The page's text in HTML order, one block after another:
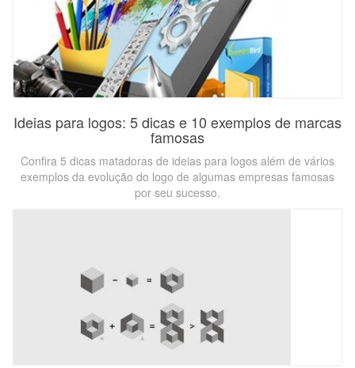
Ideias para logos: 5 dicas e 10 exemplos de marcas
famosas
Confira 5 dicas matadoras de ideias para logos além de vários
exemplos da evolução do logo de algumas empresas famosas
por seu sucesso.